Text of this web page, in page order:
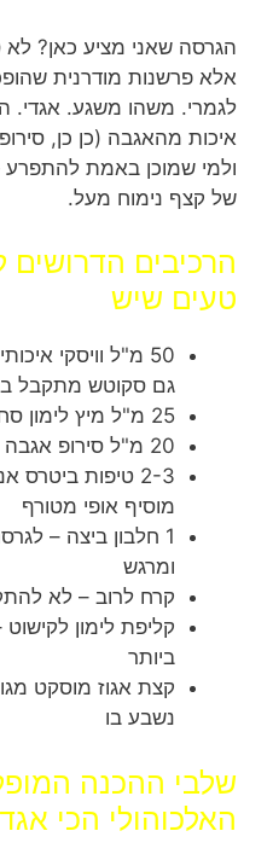
הגרסה שאני מציע כאן?
אלא פרשנות מודרנית
לגמרי. משהו משגע. אגדי.
איכות מהאגבה (כן כן,
ולמי שמוכן באמת להתפרע
של קצף נימוח מעל.
הרכיבים הדרושים
טעים שיש
50 מ"ל וויסקי
גם סקוטש מתקבל
25 מ"ל מיץ לימון סחוט טרי – כל טיפה נחשבת!
20 מ"ל סירופ אגבה או מי סוכר איכותי
2-3 טיפות
מוסיף אופי מטורף
1 חלבון ביצה –
ומרגש
קרח לרוב – לא
קליפת לימון
ביותר
קצת אגוז מוסקט
נשבע בו
שלבי ההכנה
האלכוהולי הכי